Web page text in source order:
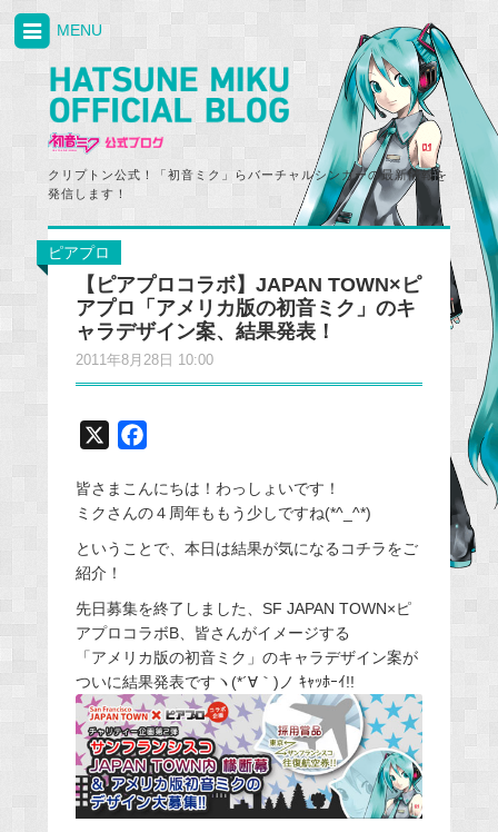
クリプトン公式！「初音ミク」らバーチャルシンガーの最新情報を
発信します！
MENU
ピアプロ
【ピアプロコラボ】JAPAN TOWN×ピ
アプロ「アメリカ版の初音ミク」のキ
ャラデザイン案、結果発表！
2011年8月28日 10:00
c
e
b
o
k
皆さまこんにちは！わっしょいです！
ミクさんの４周年ももう少しですね(*^_^*)
ということで、本日は結果が気になるコチラをご
紹介！
先日募集を終了しました、SF JAPAN TOWN×ピ
アプロコラボB、皆さんがイメージする
「アメリカ版の初音ミク」のキャラデザイン案が
ついに結果発表ですヽ(*´∀｀)ノ ｷｬｯﾎｰｲ!!